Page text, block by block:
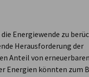
Energiewende zu
Herausforderung der
Anteil von
könnten zum